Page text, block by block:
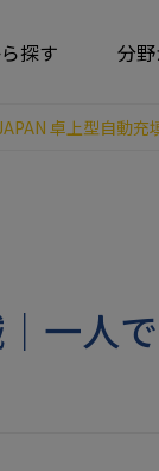
探す 分
卓上型自動
一人